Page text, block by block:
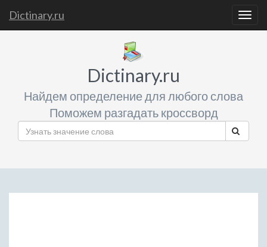
Dictinary.ru
Dictinary.ru
Найдем определение для любого слова
Поможем разгадать кроссворд